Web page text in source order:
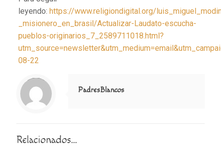
leyendo: https://www.religiondigital.org/
_misionero_en_brasil/Actualizar-Laudato-escucha-
pueblos-originarios_7_2589711018.html?
08-22
Notice
: Trying to access array offset on value of type null in
/home/misioner/public_html/padresblancos/themes/betheme/includes/content-single.php
on line
286
PadresBlancos
Relacionados...